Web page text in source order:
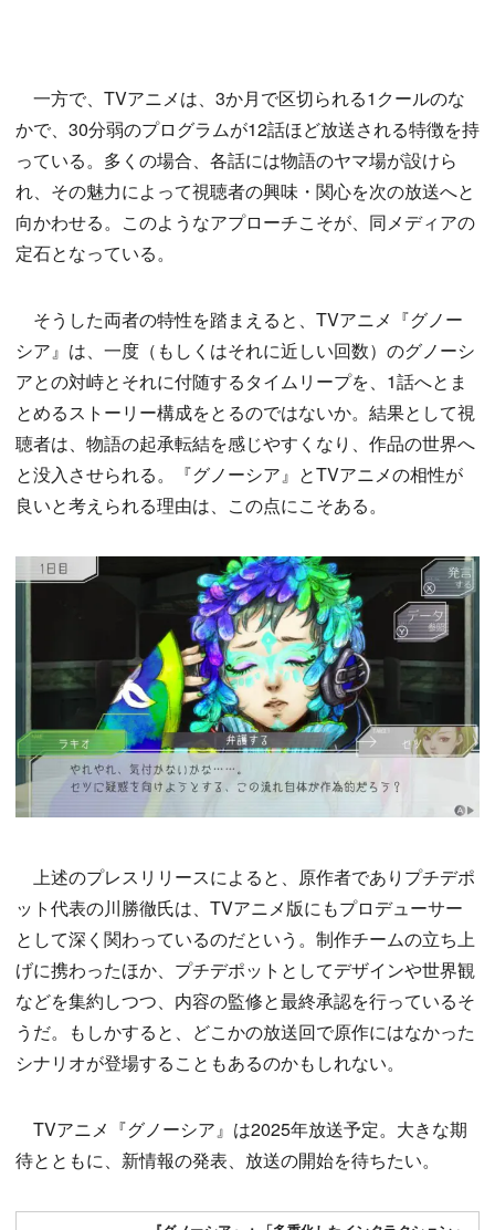
一方で、TVアニメは、3か月で区切られる1クールのな
かで、30分弱のプログラムが12話ほど放送される特徴を持
っている。多くの場合、各話には物語のヤマ場が設けら
れ、その魅力によって視聴者の興味・関心を次の放送へと
向かわせる。このようなアプローチこそが、同メディアの
定石となっている。
そうした両者の特性を踏まえると、TVアニメ『グノー
シア』は、一度（もしくはそれに近しい回数）のグノーシ
アとの対峙とそれに付随するタイムリープを、1話へとま
とめるストーリー構成をとるのではないか。結果として視
聴者は、物語の起承転結を感じやすくなり、作品の世界へ
と没入させられる。『グノーシア』とTVアニメの相性が
良いと考えられる理由は、この点にこそある。
上述のプレスリリースによると、原作者でありプチデポ
ット代表の川勝徹氏は、TVアニメ版にもプロデューサー
として深く関わっているのだという。制作チームの立ち上
げに携わったほか、プチデポットとしてデザインや世界観
などを集約しつつ、内容の監修と最終承認を行っているそ
うだ。もしかすると、どこかの放送回で原作にはなかった
シナリオが登場することもあるのかもしれない。
TVアニメ『グノーシア』は2025年放送予定。大きな期
待とともに、新情報の発表、放送の開始を待ちたい。